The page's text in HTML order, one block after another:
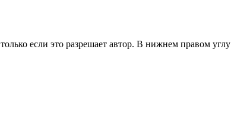
если это разрешает автор. В нижнем правом